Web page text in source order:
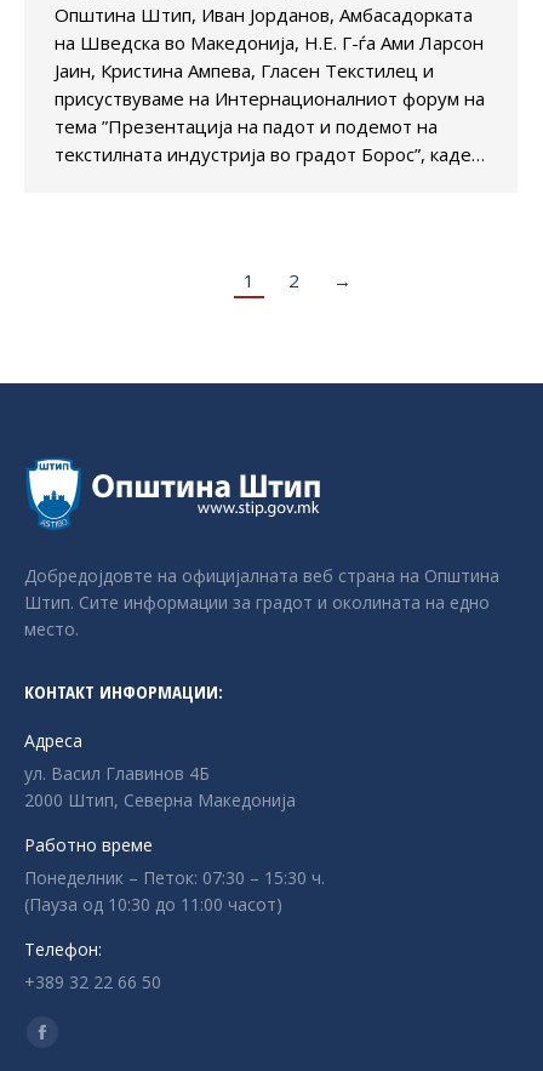
Општина Штип, Иван Јорданов, Амбасадорката
на Шведска во Македонија, Н.Е. Г-ѓа Ами Ларсон
Јаин, Кристина Ампева, Гласен Текстилец и
присуствуваме на Интернационалниот форум на
тема ”Презентација на падот и подемот на
текстилната индустрија во градот Борос”, каде…
1 2 →
Добредојдовте на официјалната веб страна на Општина
Штип. Сите информации за градот и околината на едно
место.
КОНТАКТ ИНФОРМАЦИИ:
Адреса
ул. Васил Главинов 4Б
2000 Штип, Северна Македонија
Работно време
Понеделник – Петок: 07:30 – 15:30 ч.
(Пауза од 10:30 до 11:00 часот)
Телефон:
+389 32 22 66 50
Find us on:
Facebook